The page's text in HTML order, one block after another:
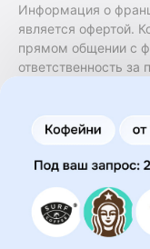
Информация о
является офертой.
прямом общении с
ответственность за
финансовые
коммерческой
не является
правообладателя и
предоставления
осуществленные